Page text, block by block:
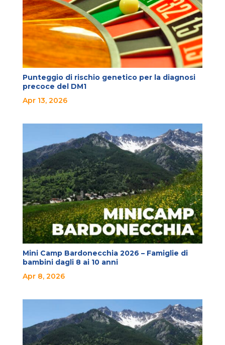
Punteggio di rischio genetico per la diagnosi
precoce del DM1
Apr 13, 2026
Mini Camp Bardonecchia 2026 – Famiglie di
bambini dagli 8 ai 10 anni
Apr 8, 2026